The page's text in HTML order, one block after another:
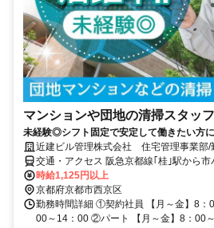
マンションや団地の清掃スタッフ
未経験◎シフト固定で安定して働きたい方
近建ビル管理株式会社 住宅管理事業部/
交通・アクセス 阪急京都線｢桂｣駅から
から市バスで約25分｢竹の里小学校前｣下車
時給1,125円以上
京都府京都市西京区
勤務時間詳細 ①契約社員 【月～金】8：
00～14：00 ②パート 【月～金】8：00